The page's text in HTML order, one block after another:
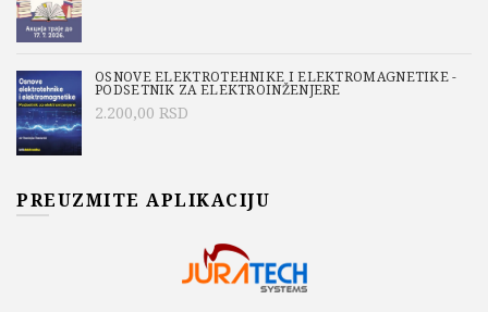
OSNOVE ELEKTROTEHNIKE I ELEKTROMAGNETIKE -
PODSETNIK ZA ELEKTROINŽENJERE
2.200,00 RSD
PREUZMITE APLIKACIJU